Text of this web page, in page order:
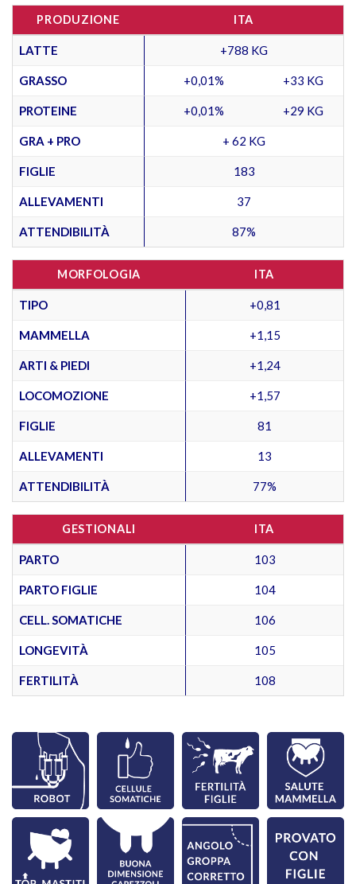
PRODUZIONE ITA
LATTE +788 KG
GRASSO +0,01% +33 KG
PROTEINE +0,01% +29 KG
GRA + PRO + 62 KG
FIGLIE 183
ALLEVAMENTI 37
ATTENDIBILITÀ 87%
MORFOLOGIA ITA
TIPO +0,81
MAMMELLA +1,15
ARTI & PIEDI +1,24
LOCOMOZIONE +1,57
FIGLIE 81
ALLEVAMENTI 13
ATTENDIBILITÀ 77%
GESTIONALI ITA
PARTO 103
PARTO FIGLIE 104
CELL. SOMATICHE 106
LONGEVITÀ 105
FERTILITÀ 108